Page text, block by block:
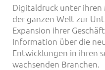
Digitaldruck unter
der ganzen Welt zur
Expansion ihrer
Information über die
Entwicklungen in ihren
wachsenden Branchen.